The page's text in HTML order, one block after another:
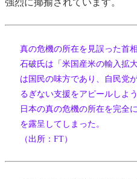
強烈に揶揄されています。
真の危機の所在を見誤った首相
石破氏は「米国産米の輸入拡
は国民の味方であり、自民党
るぎない支援をアピールしよ
日本の真の危機の所在を完全
を露呈してしまった。
（出所：FT）